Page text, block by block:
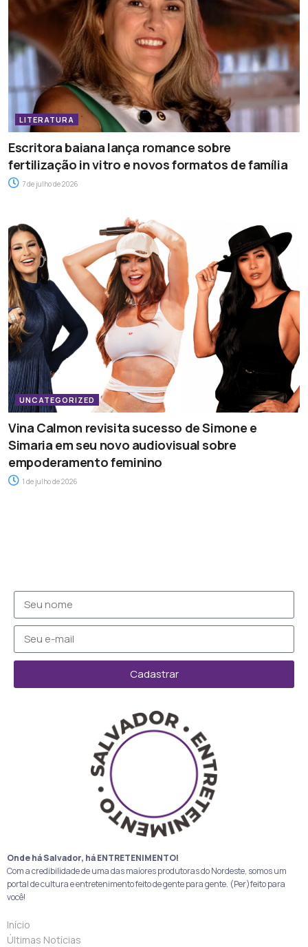
LITERATURA
Escritora baiana lança romance sobre
fertilização in vitro e novos formatos de família
7 de julho de 2026
UNCATEGORIZED
Vina Calmon revisita sucesso de Simone e
Simaria em seu novo audiovisual sobre
empoderamento feminino
1 de julho de 2026
Cadastrar
Onde há Salvador, há ENTRETENIMENTO!
Com a credibilidade de uma das maiores produtoras do Nordeste, somos um
portal de cultura e entretenimento feito de gente para gente. (Per)feito para
você!
Início
Últimas Notícias